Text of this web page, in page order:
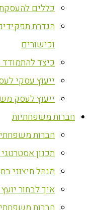
כללים
הגדרת
וכישורים
כיצד
ייעוץ עסקי
ייעוץ לעסק
חברות משפחתיות
חברות
תכנון
מנהל חיצוני
איך לבחור